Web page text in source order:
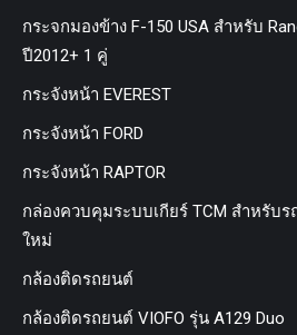
กระจกมองข้าง F-150 USA สำหรับ
ปี2012+ 1 คู่
กระจังหน้า EVEREST
กระจังหน้า FORD
กระจังหน้า RAPTOR
กล่องควบคุมระบบเกียร์ TCM สำหรับร
ใหม่
กล้องติดรถยนต์
กล้องติดรถยนต์ VIOFO รุ่น A129 Duo